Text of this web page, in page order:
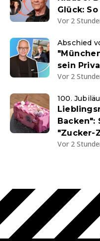
Glück:
Vor 2
Abschied
sein
Vor 2
100.
Backen":
"Zucker-
Vor 2